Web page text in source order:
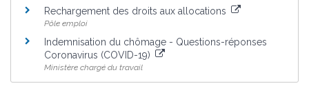
Rechargement des droits aux allocations
Pôle emploi
Indemnisation du chômage - Questions-réponses
Coronavirus (COVID-19)
Ministère chargé du travail